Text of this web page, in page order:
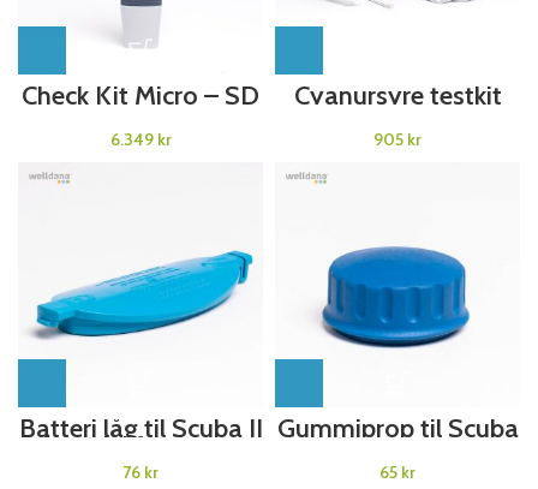
Check Kit Micro – SD
50 PH 0-14 PH
kr
Cyanursyre testkit
AF422
kr
Batteri låg til Scuba II
til model fra årgang
2016
kr
Gummiprop til Scuba
II
kr